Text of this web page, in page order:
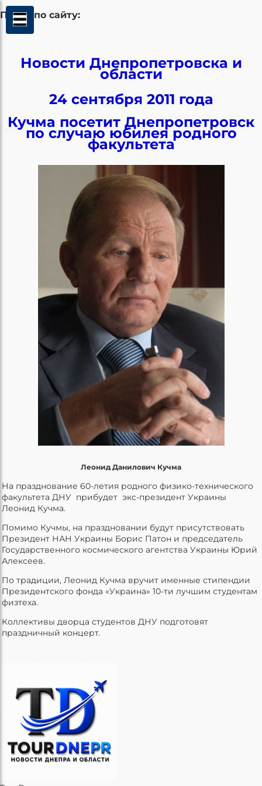
Поиск по сайту:
Новости Днепропетровска и
области
24 сентября 2011 года
Кучма посетит Днепропетровск
по случаю юбилея родного
факультета
Леонид Данилович Кучма
На празднование 60-летия родного физико-технического
факультета ДНУ прибудет экс-президент Украины
Леонид Кучма.
Помимо Кучмы, на праздновании будут присутствовать
Президент НАН Украины Борис Патон и председатель
Государственного космического агентства Украины Юрий
Алексеев.
По традиции, Леонид Кучма вручит именные стипендии
Президентского фонда «Украина» 10-ти лучшим студентам
физтеха.
Коллективы дворца студентов ДНУ подготовят
праздничный концерт.